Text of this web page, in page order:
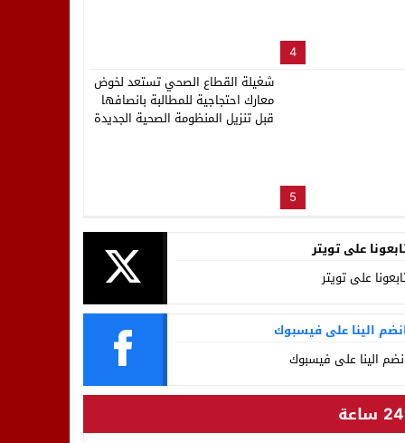
4
5
شغيلة القطاع الصحي تستعد لخوض
معارك احتجاجية للمطالبة بانصافها
قبل تنزيل المنظومة الصحية الجديدة
على تويتر
على تويتر
الينا على فيسبوك
الينا على فيسبوك
24 ساعة